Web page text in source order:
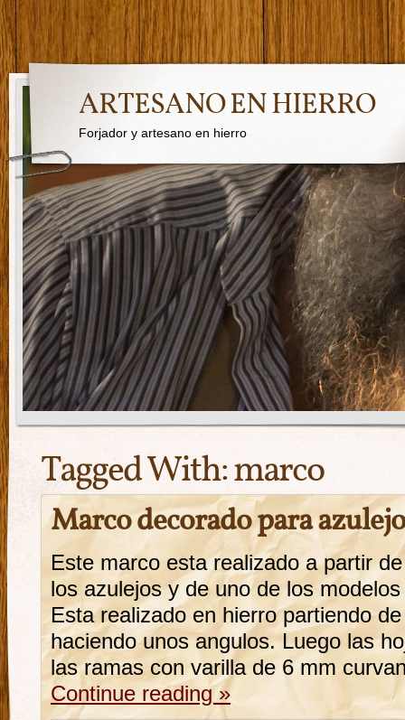
ARTESANO EN HIERRO
Forjador y artesano en hierro
Tagged With:marco
Marco decorado para
Este marco esta realizado a partir
los azulejos y de uno de los
Esta realizado en hierro partiendo
haciendo unos angulos. Luego las
las ramas con varilla de 6 mm
Continue reading»